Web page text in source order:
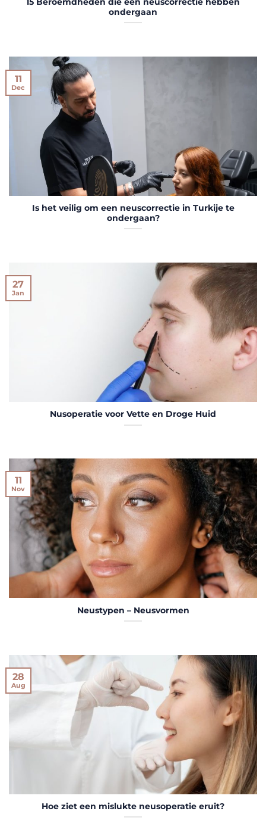
ondergaan
Is het veilig om een neuscorrectie in Turkije te
ondergaan?
11
Dec
Nusoperatie voor Vette en Droge Huid
27
Jan
Neustypen – Neusvormen
11
Nov
Hoe ziet een mislukte neusoperatie eruit?
28
Aug